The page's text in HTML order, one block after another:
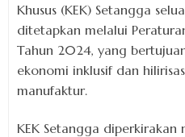
Khusus (KEK) Setangga
ditetapkan melalui
Tahun 2024, yang
ekonomi inklusif dan
manufaktur.
KEK Setangga diperkirakan